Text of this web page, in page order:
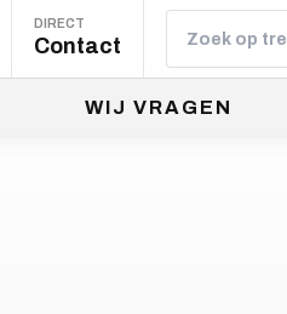
DIRECT
Contact
WIJ VRAGEN